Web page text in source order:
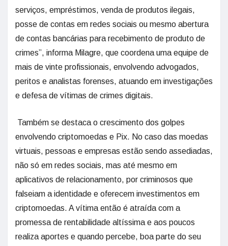
serviços, empréstimos, venda de produtos ilegais,
posse de contas em redes sociais ou mesmo abertura
de contas bancárias para recebimento de produto de
crimes”, informa Milagre, que coordena uma equipe de
mais de vinte profissionais, envolvendo advogados,
peritos e analistas forenses, atuando em investigações
e defesa de vítimas de crimes digitais.
Também se destaca o crescimento dos golpes
envolvendo criptomoedas e Pix. No caso das moedas
virtuais, pessoas e empresas estão sendo assediadas,
não só em redes sociais, mas até mesmo em
aplicativos de relacionamento, por criminosos que
falseiam a identidade e oferecem investimentos em
criptomoedas. A vítima então é atraída com a
promessa de rentabilidade altíssima e aos poucos
realiza aportes e quando percebe, boa parte do seu